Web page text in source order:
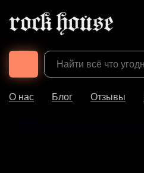
О нас Блог Отзывы